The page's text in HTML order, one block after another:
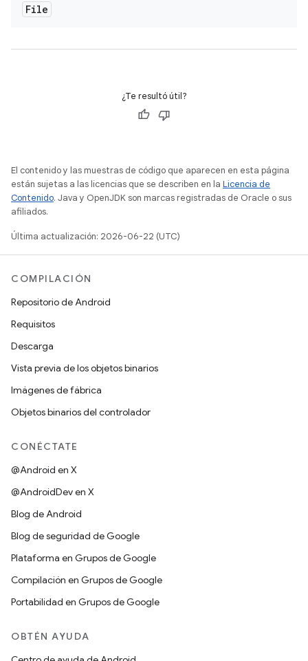
File
¿Te resultó útil?
El contenido y las muestras de código que aparecen en esta página
están sujetas a las licencias que se describen en la Licencia de
Contenido. Java y OpenJDK son marcas registradas de Oracle o sus
afiliados.
Última actualización: 2026-06-22 (UTC)
COMPILACIÓN
Repositorio de Android
Requisitos
Descarga
Vista previa de los objetos binarios
Imágenes de fábrica
Objetos binarios del controlador
CONÉCTATE
@Android en X
@AndroidDev en X
Blog de Android
Blog de seguridad de Google
Plataforma en Grupos de Google
Compilación en Grupos de Google
Portabilidad en Grupos de Google
OBTÉN AYUDA